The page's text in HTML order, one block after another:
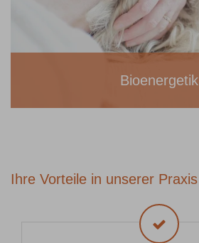
Bioenergetik
Ihre Vorteile in unserer Praxis